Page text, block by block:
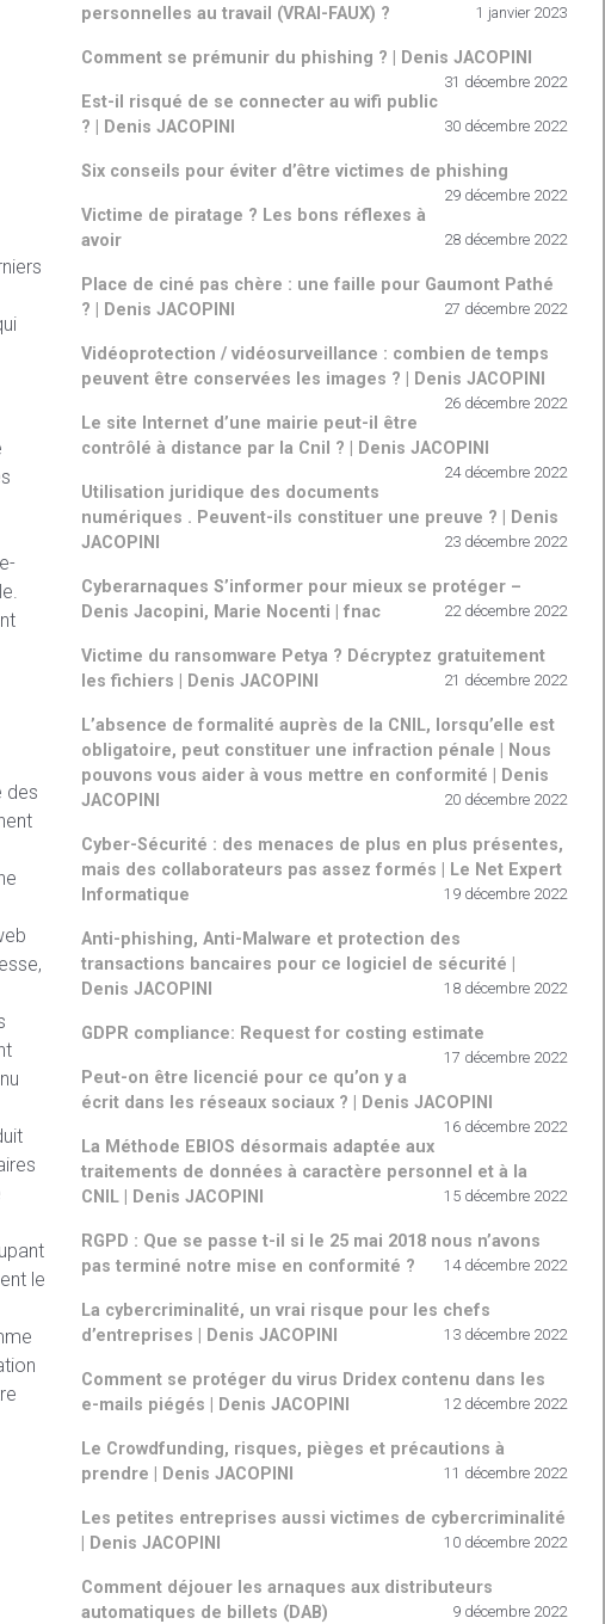
des
le
personnelles au travail (VRAI-FAUX) ?
1 janvier 2023
Comment se prémunir du phishing ? | Denis JACOPINI
31 décembre 2022
Est-il risqué de se connecter au wifi public
? | Denis JACOPINI
30 décembre 2022
Six conseils pour éviter d’être victimes de phishing
29 décembre 2022
Victime de piratage ? Les bons réflexes à
avoir
28 décembre 2022
Place de ciné pas chère : une faille pour Gaumont Pathé
? | Denis JACOPINI
27 décembre 2022
Vidéoprotection / vidéosurveillance : combien de temps
peuvent être conservées les images ? | Denis JACOPINI
26 décembre 2022
Le site Internet d’une mairie peut-il être
contrôlé à distance par la Cnil ? | Denis JACOPINI
24 décembre 2022
Utilisation juridique des documents
numériques . Peuvent-ils constituer une preuve ? | Denis
JACOPINI
23 décembre 2022
Cyberarnaques S’informer pour mieux se protéger –
Denis Jacopini, Marie Nocenti | fnac
22 décembre 2022
Victime du ransomware Petya ? Décryptez gratuitement
les fichiers | Denis JACOPINI
21 décembre 2022
L’absence de formalité auprès de la CNIL, lorsqu’elle est
obligatoire, peut constituer une infraction pénale | Nous
pouvons vous aider à vous mettre en conformité | Denis
JACOPINI
20 décembre 2022
Cyber-Sécurité : des menaces de plus en plus présentes,
mais des collaborateurs pas assez formés | Le Net Expert
Informatique
19 décembre 2022
Anti-phishing, Anti-Malware et protection des
transactions bancaires pour ce logiciel de sécurité |
Denis JACOPINI
18 décembre 2022
GDPR compliance: Request for costing estimate
17 décembre 2022
Peut-on être licencié pour ce qu’on y a
écrit dans les réseaux sociaux ? | Denis JACOPINI
16 décembre 2022
La Méthode EBIOS désormais adaptée aux
traitements de données à caractère personnel et à la
CNIL | Denis JACOPINI
15 décembre 2022
RGPD : Que se passe t-il si le 25 mai 2018 nous n’avons
pas terminé notre mise en conformité ?
14 décembre 2022
La cybercriminalité, un vrai risque pour les chefs
d’entreprises | Denis JACOPINI
13 décembre 2022
Comment se protéger du virus Dridex contenu dans les
e-mails piégés | Denis JACOPINI
12 décembre 2022
Le Crowdfunding, risques, pièges et précautions à
prendre | Denis JACOPINI
11 décembre 2022
Les petites entreprises aussi victimes de cybercriminalité
| Denis JACOPINI
10 décembre 2022
Comment déjouer les arnaques aux distributeurs
automatiques de billets (DAB)
9 décembre 2022